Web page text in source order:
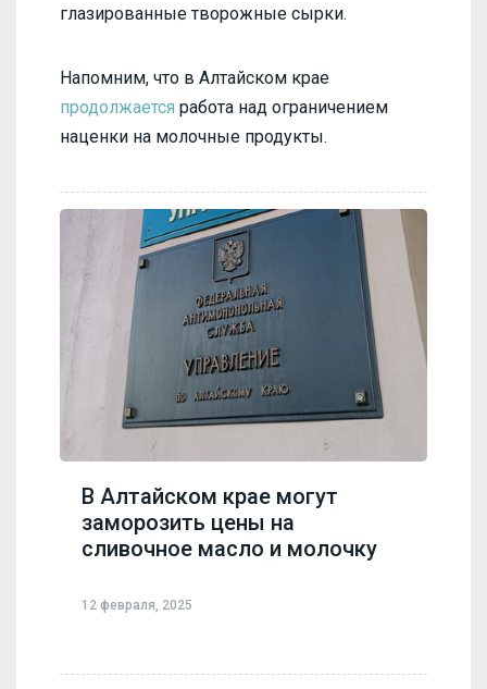
глазированные творожные сырки.
Напомним, что в Алтайском крае
продолжается работа над ограничением
наценки на молочные продукты.
В Алтайском крае могут
заморозить цены на
сливочное масло и молочку
12 февраля, 2025